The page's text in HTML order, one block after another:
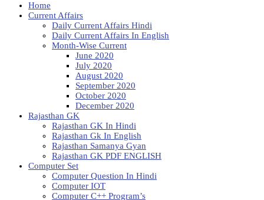
Home
Current Affairs
Daily Current Affairs Hindi
Daily Current Affairs In English
Month-Wise Current
June 2020
July 2020
August 2020
September 2020
October 2020
December 2020
Rajasthan GK
Rajasthan GK In Hindi
Rajasthan Gk In English
Rajasthan Samanya Gyan
Rajasthan GK PDF ENGLISH
Computer Set
Computer Question In Hindi
Computer IOT
Computer C++ Program’s